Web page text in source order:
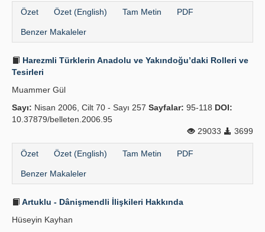
Özet Özet (English) Tam Metin PDF
Benzer Makaleler
Harezmli Türklerin Anadolu ve Yakındoğu’daki Rolleri ve
Tesirleri
Muammer Gül
Sayı: Nisan 2006, Cilt 70 - Sayı 257 Sayfalar: 95-118 DOI:
10.37879/belleten.2006.95
29033
3699
Özet Özet (English) Tam Metin PDF
Benzer Makaleler
Artuklu - Dânişmendli İlişkileri Hakkında
Hüseyin Kayhan